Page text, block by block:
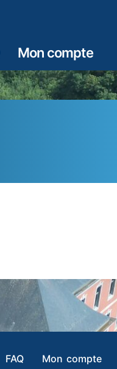
Mon compte
FAQ Mon compte